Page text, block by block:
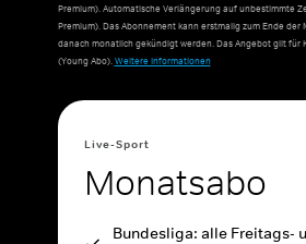
Premium). Automatische Verlängerung auf unbestimmte
Premium). Das Abonnement kann erstmalig zum Ende
danach monatlich gekündigt werden. Das Angebot gilt für
(Young Abo).Weitere Informationen
Live-Sport
Monatsabo
Bundesliga: alle Freitags-